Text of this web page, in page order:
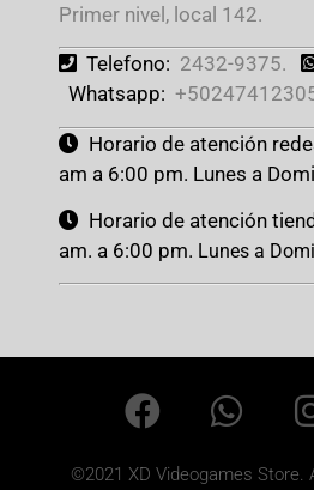
Primer nivel, local 142.
Telefono: 2432-9375.
Whatsapp:
Horario de atención
am a 6:00 pm. Lunes a
Horario de atención
am. a 6:00 pm. Lunes a
©2021 XD Videogames Store.